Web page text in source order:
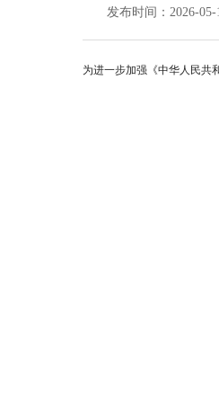
发布时间：2026-05-
为进一步加强《中华人民共